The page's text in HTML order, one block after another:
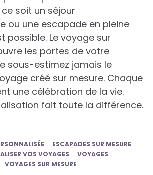
soit un séjour
ou une escapade en pleine
possible. Le voyage sur
les portes de votre
sous-estimez jamais le
créé sur mesure. Chaque
une célébration de la vie.
fait toute la différence.
ESCAPADES SUR MESURE
VOS VOYAGES
VOYAGES
VOYAGES SUR MESURE